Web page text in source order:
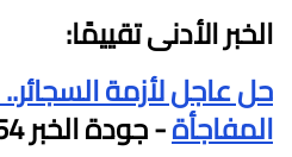
الخبر الأدنى تقييمًا:
حل عاجل لأزمة
المفاجأة- جودة الخبر 54%